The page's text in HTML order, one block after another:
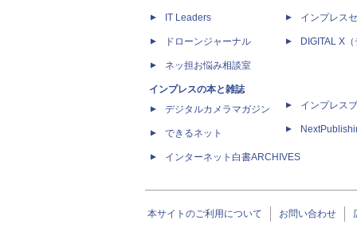
IT Leaders
ドローンジャーナル
ネッ担お悩み相談室
インプレスの本と雑誌
デジタルカメラマガジン
できるネット
インターネット白書ARCHIVES
インプレス
DIGITAL X
インプレス
本サイトのご利用について お問い合わせ